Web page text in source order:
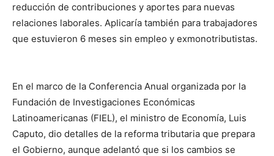
reducción de contribuciones y aportes para nuevas
relaciones laborales. Aplicaría también para trabajadores
que estuvieron 6 meses sin empleo y exmonotributistas.
En el marco de la Conferencia Anual organizada por la
Fundación de Investigaciones Económicas
Latinoamericanas (FIEL), el ministro de Economía, Luis
Caputo, dio detalles de la reforma tributaria que prepara
el Gobierno, aunque adelantó que si los cambios se